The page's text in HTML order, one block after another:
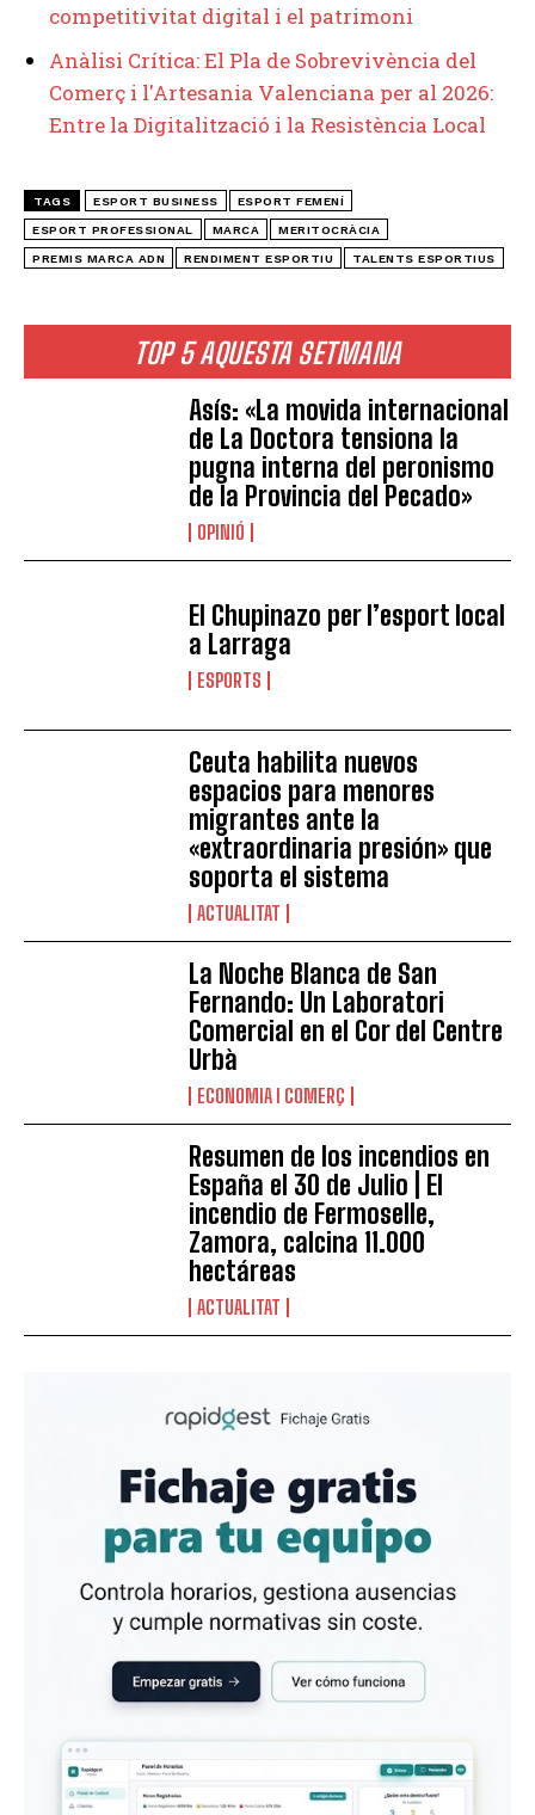
TOP 5 AQUESTA SETMANA
Asís: «La movida internacional
de La Doctora tensiona la
pugna interna del peronismo
de la Provincia del Pecado»
OPINIÓ
El Chupinazo per l’esport local
a Larraga
ESPORTS
Ceuta habilita nuevos
espacios para menores
migrantes ante la
«extraordinaria presión» que
soporta el sistema
ACTUALITAT
La Noche Blanca de San
Fernando: Un Laboratori
Comercial en el Cor del Centre
Urbà
ECONOMIA I COMERÇ
Resumen de los incendios en
España el 30 de Julio | El
incendio de Fermoselle,
Zamora, calcina 11.000
hectáreas
ACTUALITAT
competitivitat digital i el patrimoni
Anàlisi Crítica: El Pla de Sobrevivència del
Comerç i l'Artesania Valenciana per al 2026:
Entre la Digitalització i la Resistència Local
TAGS ESPORT BUSINESS ESPORT FEMENÍ
ESPORT PROFESSIONAL MARCA MERITOCRÀCIA
PREMIS MARCA ADN RENDIMENT ESPORTIU TALENTS ESPORTIUS